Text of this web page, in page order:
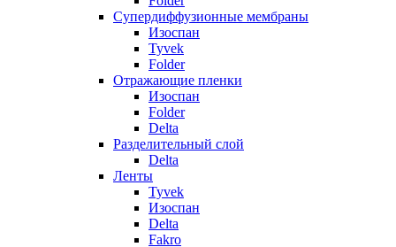
Супердиффузионные мембраны
Изоспан
Tyvek
Folder
Отражающие пленки
Изоспан
Folder
Delta
Разделительный слой
Delta
Ленты
Tyvek
Изоспан
Delta
Fakro